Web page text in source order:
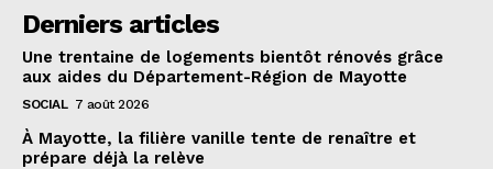
Derniers articles
Une trentaine de logements bientôt rénovés grâce
aux aides du Département-Région de Mayotte
SOCIAL 7 août 2026
À Mayotte, la filière vanille tente de renaître et
prépare déjà la relève